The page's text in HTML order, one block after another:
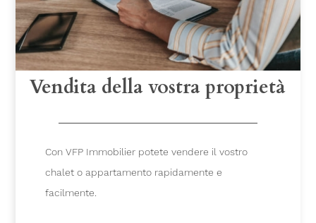
Vendita della vostra proprietà
Con VFP Immobilier potete vendere il vostro
chalet o appartamento rapidamente e
facilmente.